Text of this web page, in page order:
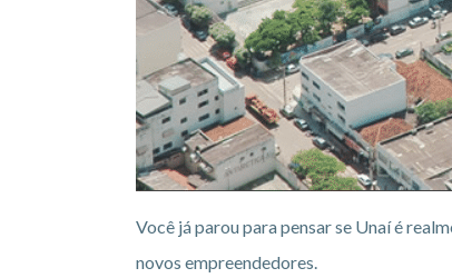
Você já parou para pensar se Unaí é
novos empreendedores.